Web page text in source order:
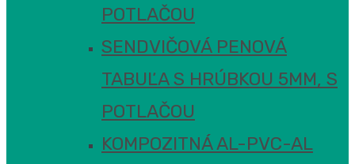
POTLAČOU
SENDVIČOVÁ PENOVÁ
TABUĽA S HRÚBKOU 5MM, S
POTLAČOU
KOMPOZITNÁ AL-PVC-AL